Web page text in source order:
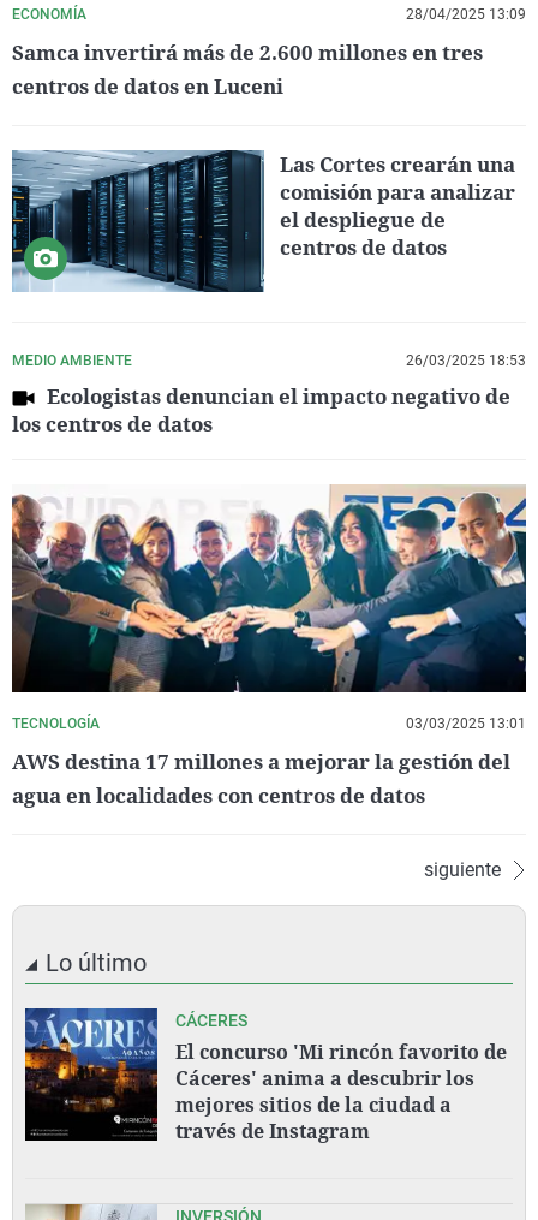
ECONOMÍA 28/04/2025 13:09
Samca invertirá más de 2.600 millones en tres
centros de datos en Luceni
Las Cortes crearán una
comisión para analizar
el despliegue de
centros de datos
MEDIO AMBIENTE 26/03/2025 18:53
Ecologistas denuncian el impacto negativo de
los centros de datos
TECNOLOGÍA 03/03/2025 13:01
AWS destina 17 millones a mejorar la gestión del
agua en localidades con centros de datos
siguiente
Lo último
CÁCERES
El concurso 'Mi rincón favorito de
Cáceres' anima a descubrir los
mejores sitios de la ciudad a
través de Instagram